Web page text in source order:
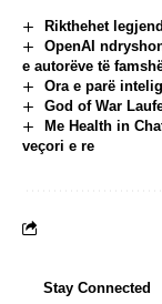
Rikthehet
OpenAI
e autorëve të
Ora e parë
God of War
Me Health in
veçori e re
Stay Connected